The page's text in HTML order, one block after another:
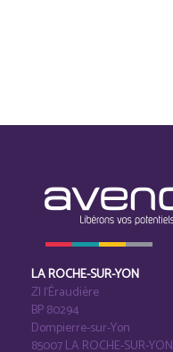
LA ROCHE-SUR-YON
ZI l‘Éraudière
BP 80294
Dompierre-sur-Yon
85007 LA ROCHE-SUR-YON